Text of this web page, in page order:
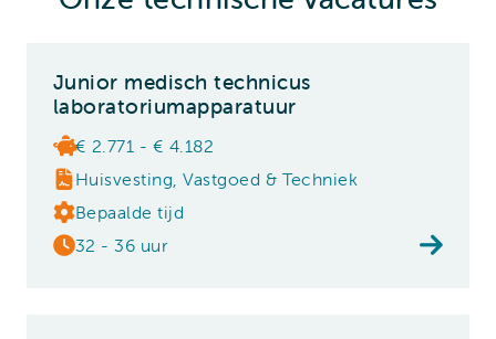
Junior medisch technicus
laboratoriumapparatuur
€ 2.771 - € 4.182
Huisvesting, Vastgoed & Techniek
Bepaalde tijd
32 - 36 uur